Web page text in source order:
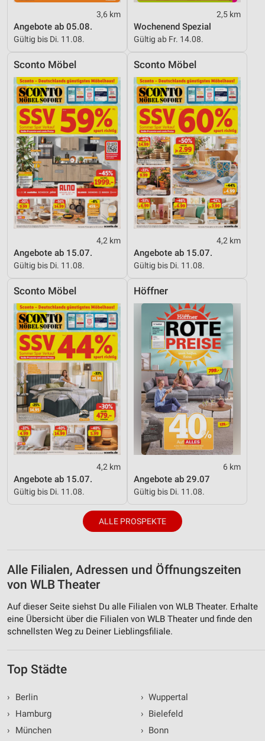
3,6 km
Angebote ab 05.08.
Gültig bis Di. 11.08.
2,5 km
Wochenend Spezial
Gültig ab Fr. 14.08.
Sconto Möbel
4,2 km
Angebote ab 15.07.
Gültig bis Di. 11.08.
Sconto Möbel
4,2 km
Angebote ab 15.07.
Gültig bis Di. 11.08.
Sconto Möbel
4,2 km
Angebote ab 15.07.
Gültig bis Di. 11.08.
Höffner
6 km
Angebote ab 29.07
Gültig bis Di. 11.08.
ALLE PROSPEKTE
Alle Filialen, Adressen und Öffnungszeiten
von WLB Theater
Auf dieser Seite siehst Du alle Filialen von WLB Theater. Erhalte
eine Übersicht über die Filialen von WLB Theater und finde den
schnellsten Weg zu Deiner Lieblingsfiliale.
Top Städte
›
Berlin
›
Hamburg
›
München
› Wuppertal
› Bielefeld
› Bonn